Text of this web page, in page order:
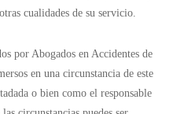
cualidades de su servicio.
por Abogados en Accidentes de
en una circunstancia de este
o bien como el responsable